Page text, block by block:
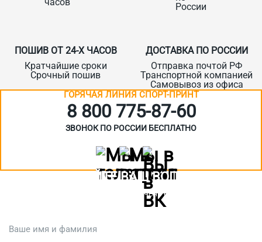
ПОШИВ ОТ 24-Х ЧАСОВ
Кратчайшие сроки
Срочный пошив
ДОСТАВКА ПО РОССИИ
Отправка почтой РФ
Транспортной компанией
Самовывоз из офиса
ГОРЯЧАЯ ЛИНИЯ СПОРТ-ПРИНТ
8 800 775‑87-60
ЗВОНОК ПО РОССИИ БЕСПЛАТНО
ЗАДАЙТЕ ВАШ ВОПРОС
Или кратко опишите ситуацию. Мы очень быстро свяжемся с вами